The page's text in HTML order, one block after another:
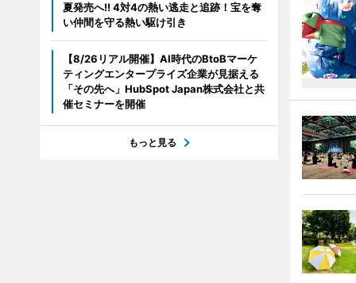
夏発売へ!! 4対4の熱い逃走と追跡！宝を奪
い仲間を守る熱い駆け引き
【8/26リアル開催】AI時代のBtoBマーケ
ティングエンタープライズ企業が見据える
「その先へ」HubSpot Japan株式会社と共
催セミナーを開催
もっと見る